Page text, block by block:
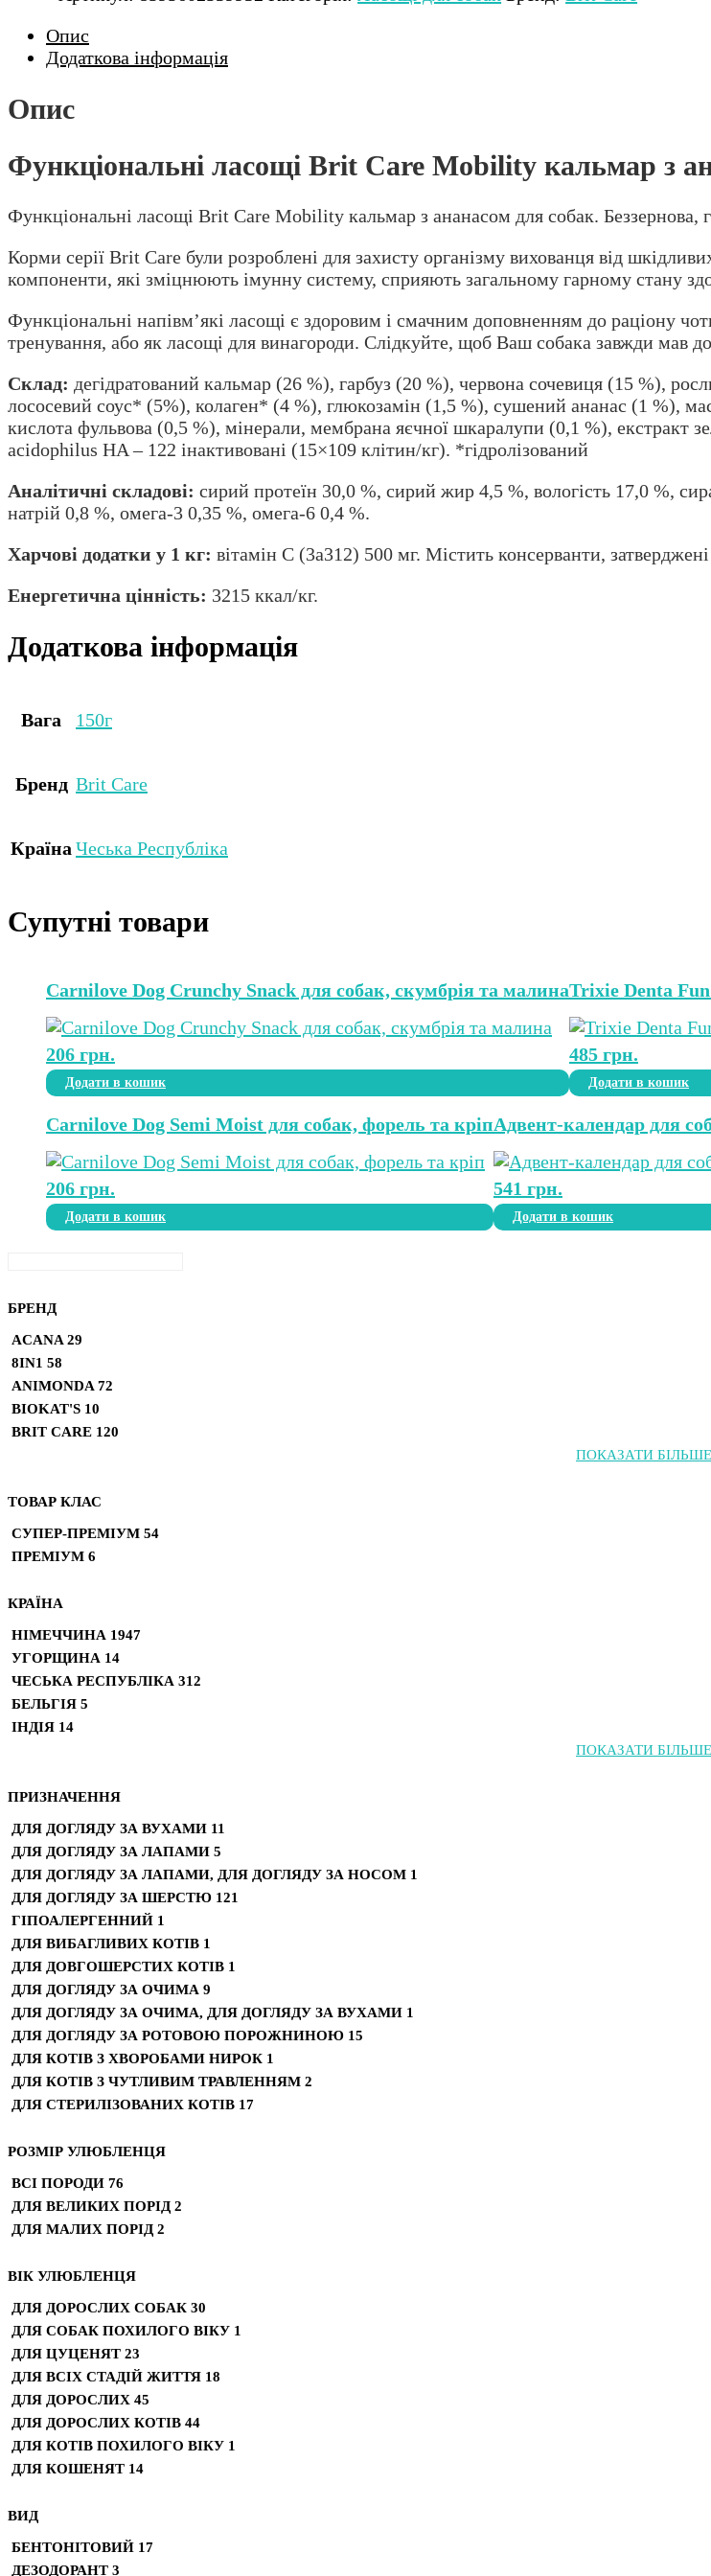
Опис
Додаткова інформація
Опис
Функціональні ласощі Brit Care Mobility кальмар з
Функціональні ласощі Brit Care Mobility кальмар з ананасом для собак. Беззернова,
Корми серії Brit Care були розроблені для захисту організму вихованця від
компоненти, які зміцнюють імунну систему, сприяють загальному гарному стану
Функціональні напівм’які ласощі є здоровим і смачним доповненням до раціону
тренування, або як ласощі для винагороди. Слідкуйте, щоб Ваш собака завжди мав
Склад: дегідратований кальмар (26 %), гарбуз (20 %), червона сочевиця (15 %),
лососевий cоус* (5%), колаген* (4 %), глюкозамін (1,5 %), сушений ананас (1 %),
кислота фульвова (0,5 %), мінерали, мембрана яєчної шкаралупи (0,1 %), екстракт
acidophilus HA – 122 інактивовані (15×109 клітин/кг). *гідролізований
Аналітичні складові: сирий протеїн 30,0 %, сирий жир 4,5 %, вологість 17,0 %,
натрій 0,8 %, омега-3 0,35 %, омега-6 0,4 %.
Харчові додатки у 1 кг: вітамін C (3a312) 500 мг. Містить консерванти,
Енергетична цінність: 3215 ккал/кг.
Додаткова інформація
Вага 150г
Бренд Brit Care
Країна Чеська Республіка
Супутні товари
Carnilove Dog Crunchy Snack для собак, скумбрія та малина
206 грн.
Додати в кошик
Trixie Denta
485 грн.
Додати в кошик
Carnilove Dog Semi Moist для собак, форель та кріп
206 грн.
Додати в кошик
Адвент-календар для
541 грн.
Додати в кошик
БРЕНД
ACANA29
8IN1 58
ANIMONDA72
BIOKAT'S 10
BRIT CARE 120
ПОКАЗАТИ БІЛЬШЕ
ТОВАР КЛАС
СУПЕР-ПРЕМІУМ 54
ПРЕМІУМ 6
КРАЇНА
НІМЕЧЧИНА 1947
УГОРЩИНА 14
ЧЕСЬКА РЕСПУБЛІКА 312
БЕЛЬГІЯ 5
ІНДІЯ 14
ПОКАЗАТИ БІЛЬШЕ
ПРИЗНАЧЕННЯ
ДЛЯ ДОГЛЯДУ ЗА ВУХАМИ 11
ДЛЯ ДОГЛЯДУ ЗА ЛАПАМИ 5
ДЛЯ ДОГЛЯДУ ЗА ЛАПАМИ, ДЛЯ ДОГЛЯДУ ЗА НОСОМ 1
ДЛЯ ДОГЛЯДУ ЗА ШЕРСТЮ 121
ГІПОАЛЕРГЕННИЙ 1
ДЛЯ ВИБАГЛИВИХ КОТІВ 1
ДЛЯ ДОВГОШЕРСТИХ КОТІВ 1
ДЛЯ ДОГЛЯДУ ЗА ОЧИМА 9
ДЛЯ ДОГЛЯДУ ЗА ОЧИМА, ДЛЯ ДОГЛЯДУ ЗА ВУХАМИ 1
ДЛЯ ДОГЛЯДУ ЗА РОТОВОЮ ПОРОЖНИНОЮ 15
ДЛЯ КОТІВ З ХВОРОБАМИ НИРОК 1
ДЛЯ КОТІВ З ЧУТЛИВИМ ТРАВЛЕННЯМ 2
ДЛЯ СТЕРИЛІЗОВАНИХ КОТІВ 17
РОЗМІР УЛЮБЛЕНЦЯ
ВСІ ПОРОДИ 76
ДЛЯ ВЕЛИКИХ ПОРІД 2
ДЛЯ МАЛИХ ПОРІД 2
ВІК УЛЮБЛЕНЦЯ
ДЛЯ ДОРОСЛИХ СОБАК 30
ДЛЯ СОБАК ПОХИЛОГО ВІКУ 1
ДЛЯ ЦУЦЕНЯТ 23
ДЛЯ ВСІХ СТАДІЙ ЖИТТЯ 18
ДЛЯ ДОРОСЛИХ 45
ДЛЯ ДОРОСЛИХ КОТІВ 44
ДЛЯ КОТІВ ПОХИЛОГО ВІКУ 1
ДЛЯ КОШЕНЯТ 14
ВИД
БЕНТОНІТОВИЙ 17
ДЕЗОДОРАНТ 3